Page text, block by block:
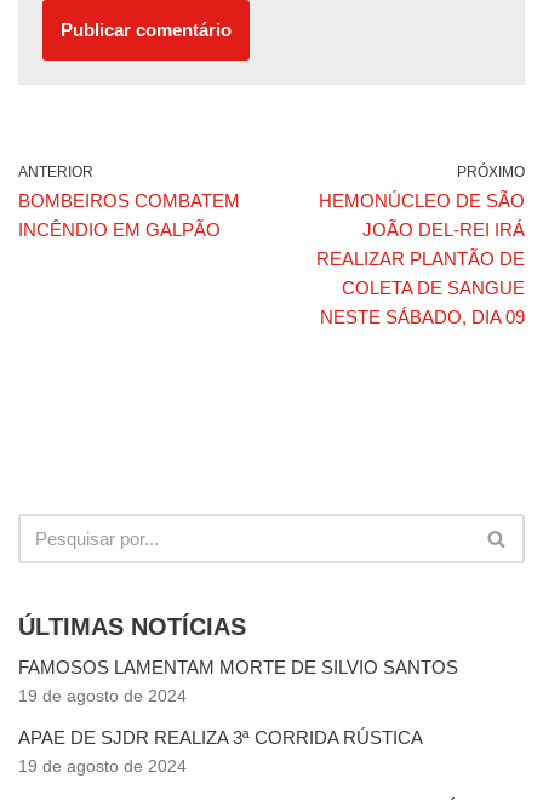
ANTERIOR
BOMBEIROS COMBATEM
INCÊNDIO EM GALPÃO
PRÓXIMO
HEMONÚCLEO DE SÃO
JOÃO DEL-REI IRÁ
REALIZAR PLANTÃO DE
COLETA DE SANGUE
NESTE SÁBADO, DIA 09
ÚLTIMAS NOTÍCIAS
FAMOSOS LAMENTAM MORTE DE SILVIO SANTOS
19 de agosto de 2024
APAE DE SJDR REALIZA 3ª CORRIDA RÚSTICA
19 de agosto de 2024